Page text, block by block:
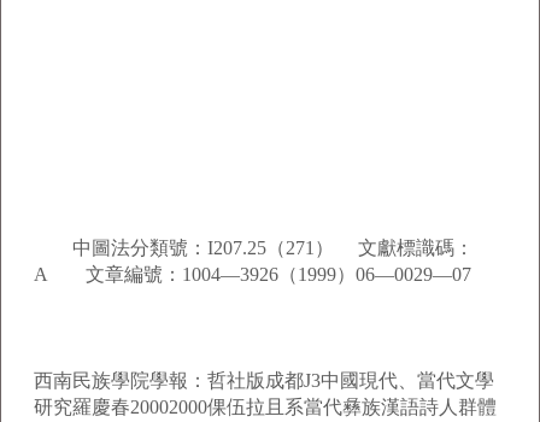
中圖法分類號：I207.25（271） 文獻標識碼：
A 文章編號：1004—3926（1999）06—0029—07
西南民族學院學報：哲社版成都J3中國現代、當代文學
研究羅慶春20002000倮伍拉且系當代彝族漢語詩人群體